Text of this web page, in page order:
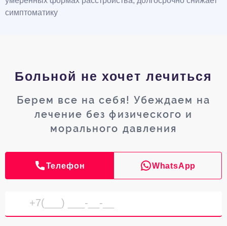
симптоматику
Больной не хочет лечиться
Берем все на себя! Убеждаем на
лечение без физического и
морального давления
Телефон WhatsApp